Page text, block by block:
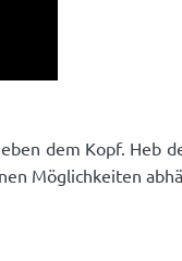
dem Kopf. Heb
Möglichkeiten